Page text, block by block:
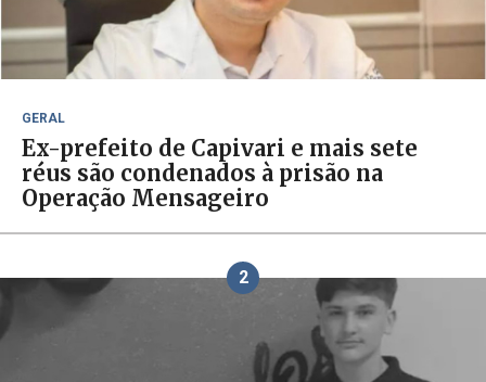
GERAL
Ex-prefeito de Capivari e mais sete
réus são condenados à prisão na
Operação Mensageiro
2